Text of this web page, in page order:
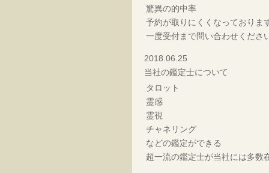
驚異の的中率
予約が取りにくくなっておりま
一度受付まで問い合わせくださ
2018.06.25
当社の鑑定士について
タロット
霊感
霊視
チャネリング
などの鑑定ができる
超一流の鑑定士が当社には多数